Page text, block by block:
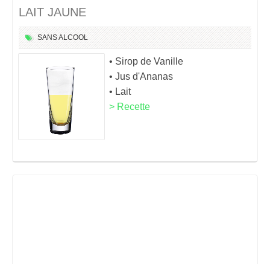
LAIT JAUNE
SANS ALCOOL
• Sirop de Vanille
• Jus d'Ananas
• Lait
> Recette